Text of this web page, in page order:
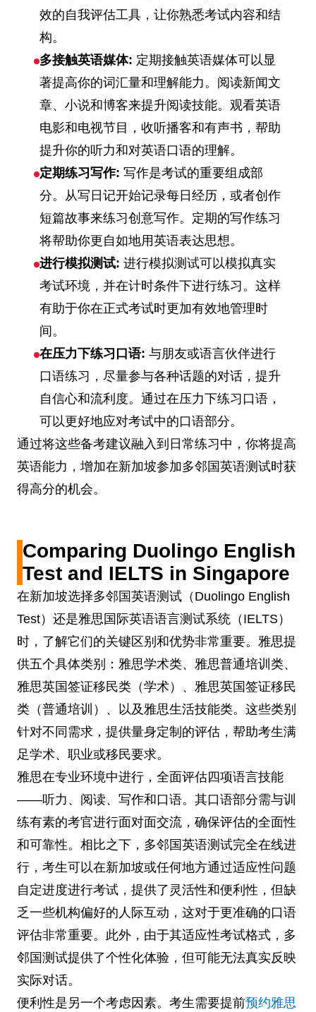
效的自我评估工具，让你熟悉考试内容和结
构。
多接触英语媒体: 定期接触英语媒体可以显
著提高你的词汇量和理解能力。阅读新闻文
章、小说和博客来提升阅读技能。观看英语
电影和电视节目，收听播客和有声书，帮助
提升你的听力和对英语口语的理解。
定期练习写作: 写作是考试的重要组成部
分。从写日记开始记录每日经历，或者创作
短篇故事来练习创意写作。定期的写作练习
将帮助你更自如地用英语表达思想。
进行模拟测试: 进行模拟测试可以模拟真实
考试环境，并在计时条件下进行练习。这样
有助于你在正式考试时更加有效地管理时
间。
在压力下练习口语: 与朋友或语言伙伴进行
口语练习，尽量参与各种话题的对话，提升
自信心和流利度。通过在压力下练习口语，
可以更好地应对考试中的口语部分。
通过将这些备考建议融入到日常练习中，你将提高
英语能力，增加在新加坡参加多邻国英语测试时获
得高分的机会。
Comparing Duolingo English
Test and IELTS in Singapore
在新加坡选择多邻国英语测试（Duolingo English
Test）还是雅思国际英语语言测试系统（IELTS）
时，了解它们的关键区别和优势非常重要。雅思提
供五个具体类别：雅思学术类、雅思普通培训类、
雅思英国签证移民类（学术）、雅思英国签证移民
类（普通培训）、以及雅思生活技能类。这些类别
针对不同需求，提供量身定制的评估，帮助考生满
足学术、职业或移民要求。
雅思在专业环境中进行，全面评估四项语言技能
——听力、阅读、写作和口语。其口语部分需与训
练有素的考官进行面对面交流，确保评估的全面性
和可靠性。相比之下，多邻国英语测试完全在线进
行，考生可以在新加坡或任何地方通过适应性问题
自定进度进行考试，提供了灵活性和便利性，但缺
乏一些机构偏好的人际互动，这对于更准确的口语
评估非常重要。此外，由于其适应性考试格式，多
邻国测试提供了个性化体验，但可能无法真实反映
实际对话。
便利性是另一个考虑因素。考生需要提前预约雅思